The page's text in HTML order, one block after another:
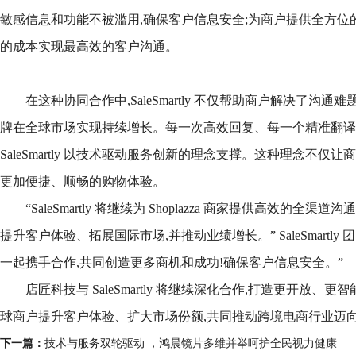
敏感信息和功能不被滥用,确保客户信息安全;为商户提供全方位
的成本实现最高效的客户沟通。
在这种协同合作中,SaleSmartly 不仅帮助商户解决了沟通难
牌在全球市场实现持续增长。每一次高效回复、每一个精准翻
SaleSmartly 以技术驱动服务创新的理念支撑。这种理念不仅让
更加便捷、顺畅的购物体验。
“SaleSmartly 将继续为 Shoplazza 商家提供高效的全渠道沟
提升客户体验、拓展国际市场,并推动业绩增长。” SaleSmartly
一起携手合作,共同创造更多商机和成功!确保客户信息安全。”
店匠科技与 SaleSmartly 将继续深化合作,打造更开放、更
球商户提升客户体验、扩大市场份额,共同推动跨境电商行业迈
下一篇： 技术与服务双轮驱动 ，鸿晨镜片多维并举呵护全民视力健康